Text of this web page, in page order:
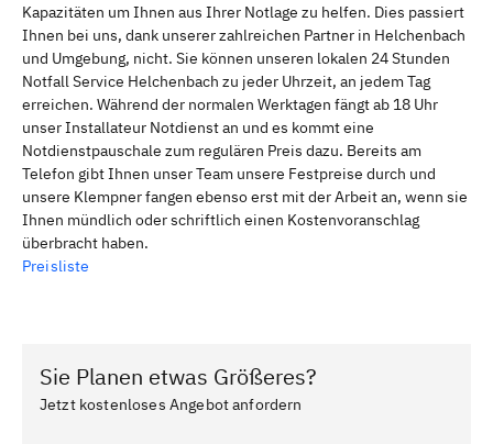
Kapazitäten um Ihnen aus Ihrer Notlage zu helfen. Dies passiert
Ihnen bei uns, dank unserer zahlreichen Partner in Helchenbach
und Umgebung, nicht. Sie können unseren lokalen 24 Stunden
Notfall Service Helchenbach zu jeder Uhrzeit, an jedem Tag
erreichen. Während der normalen Werktagen fängt ab 18 Uhr
unser Installateur Notdienst an und es kommt eine
Notdienstpauschale zum regulären Preis dazu. Bereits am
Telefon gibt Ihnen unser Team unsere Festpreise durch und
unsere Klempner fangen ebenso erst mit der Arbeit an, wenn sie
Ihnen mündlich oder schriftlich einen Kostenvoranschlag
überbracht haben.
Preisliste
Sie Planen etwas Größeres?
Jetzt kostenloses Angebot anfordern